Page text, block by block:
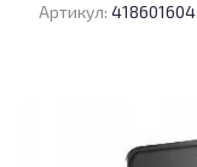
Артикул: 418601604